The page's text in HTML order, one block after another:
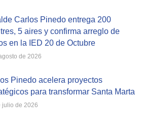
Carlos Pinedo entrega 200
5 aires y confirma arreglo de
en la IED 20 de Octubre
de 2026
Pinedo acelera proyectos
para transformar Santa Marta
julio de 2026